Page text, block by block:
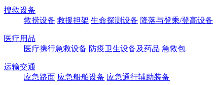
搜救设备
救捞设备 救援担架 生命探测设备 降落与登乘/登高设备
医疗用品
医疗携行急救设备 防疫卫生设备及药品 急救包
运输交通
应急路面 应急船舶设备 应急通行辅助装备